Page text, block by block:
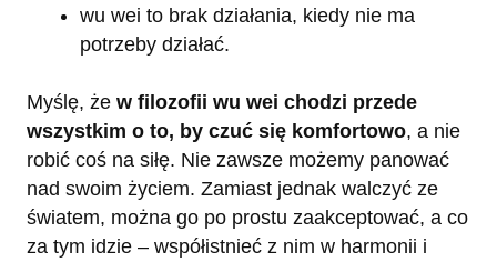
wu wei to brak działania, kiedy nie ma
potrzeby działać.
Myślę, że w filozofii wu wei chodzi przede
wszystkim o to, by czuć się komfortowo, a nie
robić coś na siłę. Nie zawsze możemy panować
nad swoim życiem. Zamiast jednak walczyć ze
światem, można go po prostu zaakceptować, a co
za tym idzie – współistnieć z nim w harmonii i